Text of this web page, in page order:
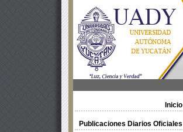
Inicio
Publicaciones Diarios Oficiales